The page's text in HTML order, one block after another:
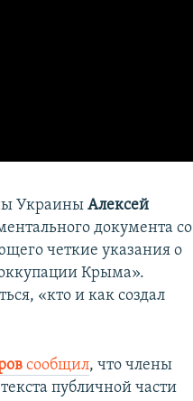
УкраиныАлексей
документа со
четкие указания о
Крыма».
«кто и как создал
сообщил, что члены
публичной части